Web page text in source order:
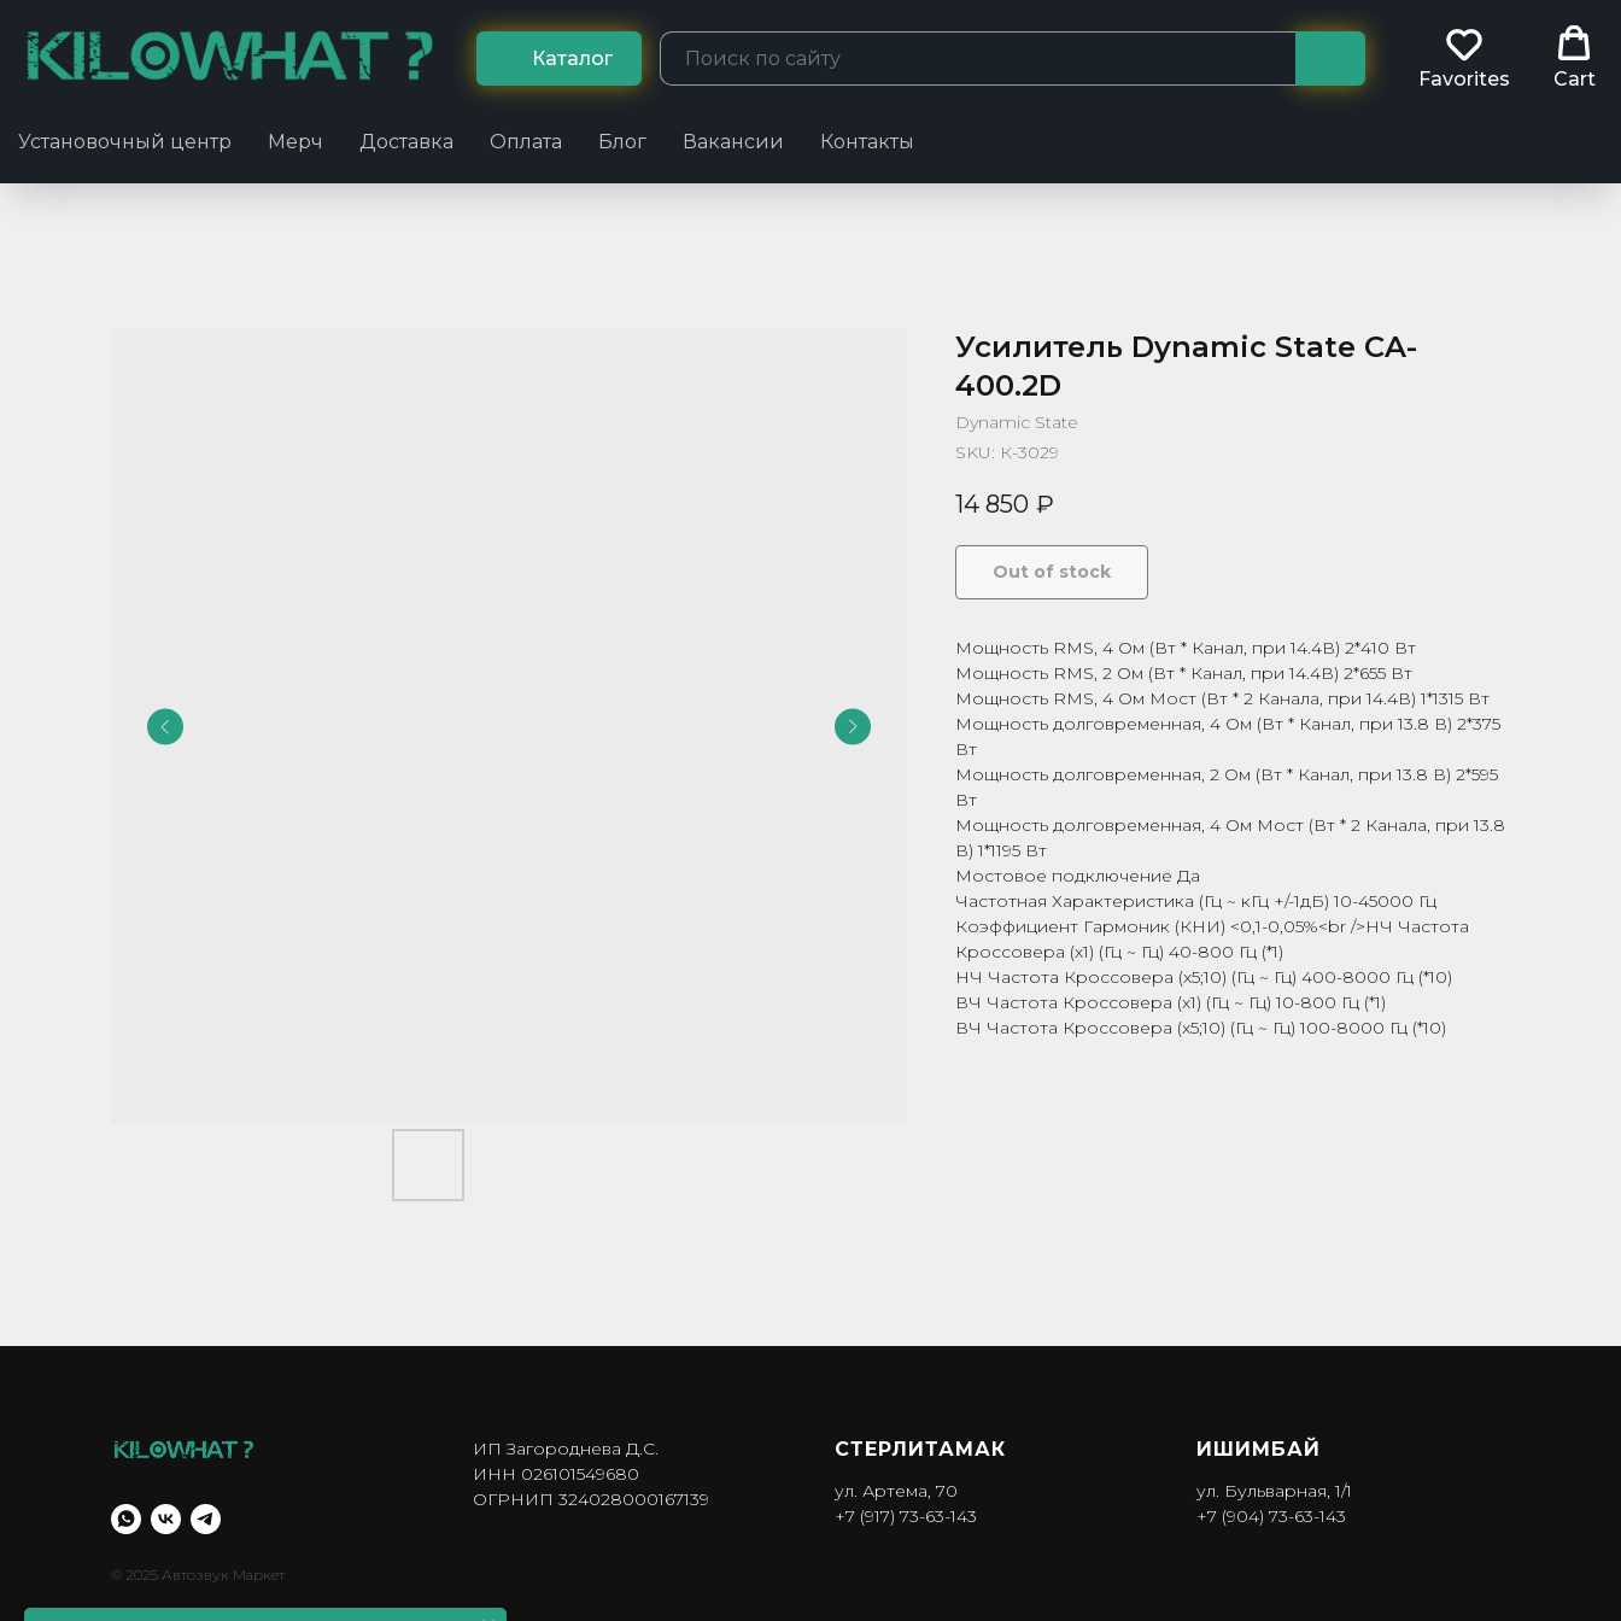
Каталог
Favorites
Cart
Установочный центр Мерч Доставка Оплата Блог Вакансии Контакты
Усилитель Dynamic State CA-
400.2D
Dynamic State
SKU: К-3029
14 850 ₽
Out of stock
Мощность RMS, 4 Ом (Вт * Канал, при 14.4В) 2*410 Вт
Мощность RMS, 2 Ом (Вт * Канал, при 14.4В) 2*655 Вт
Мощность RMS, 4 Ом Мост (Вт * 2 Канала, при 14.4В) 1*1315 Вт
Мощность долговременная, 4 Ом (Вт * Канал, при 13.8 В) 2*375
Вт
Мощность долговременная, 2 Ом (Вт * Канал, при 13.8 В) 2*595
Вт
Мощность долговременная, 4 Ом Мост (Вт * 2 Канала, при 13.8
В) 1*1195 Вт
Мостовое подключение Да
Частотная Характеристика (Гц ~ кГц +/-1дБ) 10-45000 Гц
Коэффициент Гармоник (КНИ) <0,1-0,05%<br />НЧ Частота
Кроссовера (x1) (Гц ~ Гц) 40-800 Гц (*1)
НЧ Частота Кроссовера (х5;10) (Гц ~ Гц) 400-8000 Гц (*10)
ВЧ Частота Кроссовера (x1) (Гц ~ Гц) 10-800 Гц (*1)
ВЧ Частота Кроссовера (х5;10) (Гц ~ Гц) 100-8000 Гц (*10)
© 2025 Автозвук Маркет
ИП Загороднева Д.С.
ИНН 026101549680
ОГРНИП 324028000167139
СТЕРЛИТАМАК
ул. Артема, 70
+7 (917) 73-63-143
ИШИМБА Й
ул. Бульварная, 1/1
+7 (904) 73-63-143